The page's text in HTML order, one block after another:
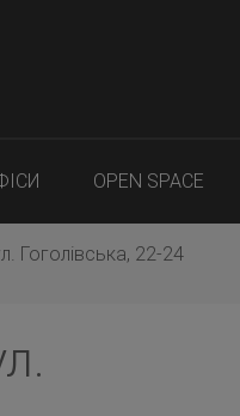
OPEN SPACE
Гоголівська, 22-24